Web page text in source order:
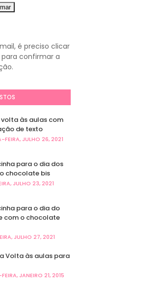
é preciso clicar
confirmar a
às aulas com
de texto
FEIRA, JULHO 26, 2021
para o dia dos
chocolate bis
JULHO 23, 2021
para o dia do
com o chocolate
JULHO 27, 2021
Volta às aulas para
JANEIRO 21, 2015